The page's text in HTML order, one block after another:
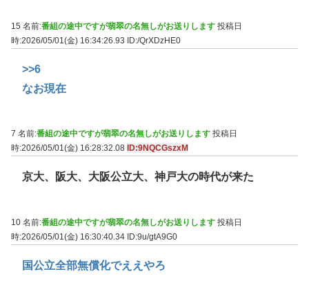
15 名前:番組の途中ですが翡翠の名無しがお送りします 投稿日
時:2026/05/01(金) 16:34:26.93 ID:/QrXDzHE0
>>6
なお現在
7 名前:番組の途中ですが翡翠の名無しがお送りします 投稿日
時:2026/05/01(金) 16:28:32.08 ID:9NQCGszxM
京大、阪大、大阪公立大、神戸大の時代が来た
10 名前:番組の途中ですが翡翠の名無しがお送りします 投稿日
時:2026/05/01(金) 16:30:40.34 ID:9u/gtA9G0
国公立全部無償化でええやろ